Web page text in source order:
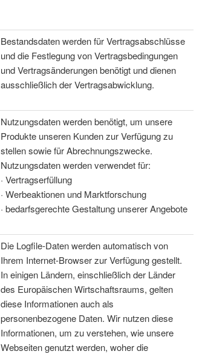
Bestandsdaten werden für Vertragsabschlüsse
und die Festlegung von Vertragsbedingungen
und Vertragsänderungen benötigt und dienen
ausschließlich der Vertragsabwicklung.
Nutzungsdaten werden benötigt, um unsere
Produkte unseren Kunden zur Verfügung zu
stellen sowie für Abrechnungszwecke.
Nutzungsdaten werden verwendet für:
· Vertragserfüllung
· Werbeaktionen und Marktforschung
· bedarfsgerechte Gestaltung unserer Angebote
Die Logfile-Daten werden automatisch von
Ihrem Internet-Browser zur Verfügung gestellt.
In einigen Ländern, einschließlich der Länder
des Europäischen Wirtschaftsraums, gelten
diese Informationen auch als
personenbezogene Daten. Wir nutzen diese
Informationen, um zu verstehen, wie unsere
Webseiten genutzt werden, woher die